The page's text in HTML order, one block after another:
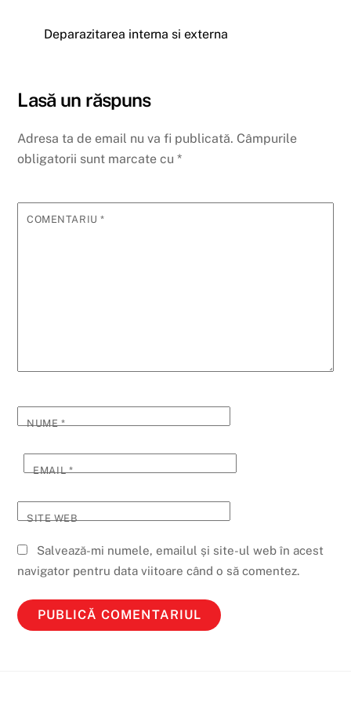
Deparazitarea interna si externa
Lasă un răspuns
Adresa ta de email nu va fi publicată. Câmpurile
obligatorii sunt marcate cu*
COMENTARIU*
NUME*
EMAIL*
SITE WEB
Salvează-mi numele, emailul și site-ul web în acest
navigator pentru data viitoare când o să comentez.